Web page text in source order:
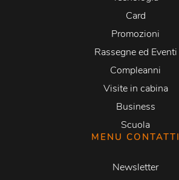
Card
Promozioni
Rassegne ed Eventi
Compleanni
Visite in cabina
Business
Scuola
MENU CONTATTI
Newsletter